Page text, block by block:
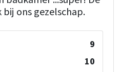
ons gezelschap.
9
10